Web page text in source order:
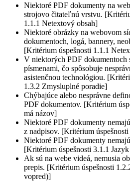
Niektoré PDF dokumenty na
strojovo čitateľnú vrstvu.
1.1.1 Netextový obsah]
Niektoré obrázky na webovom
dokumentoch, logá, bannery,
[Kritérium úspešnosti 1.1.1
V niektorých PDF dokumentoch
písmenami, čo spôsobuje
asistenčnou technológiou.
1.3.2 Zmysluplné poradie]
Chýbajúce alebo nesprávne
PDF dokumentov. [Kritérium
má názov]
Niektoré PDF dokumenty
z nadpisov. [Kritérium
Niektoré PDF dokumenty
[Kritérium úspešnosti 3.1.1
Ak sú na webe videá, nemusia
prepis. [Kritérium úspešnosti
vopred)]